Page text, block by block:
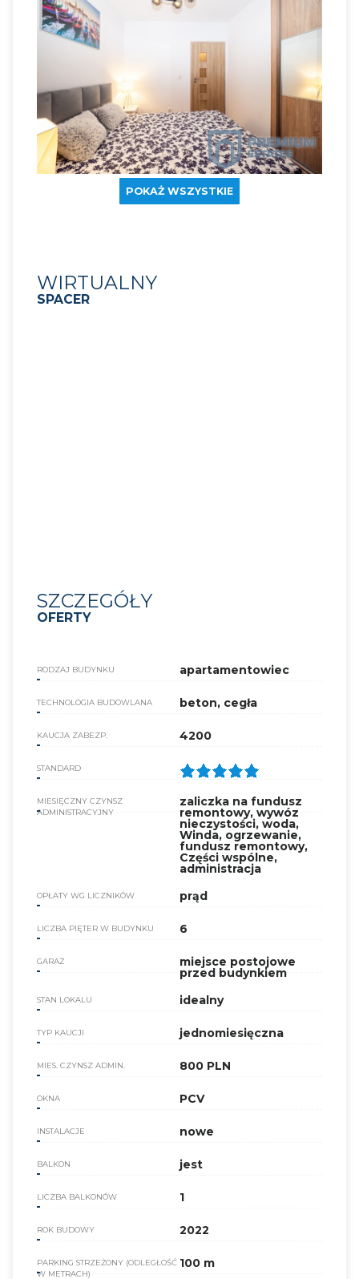
POKAŻ WSZYSTKIE
WIRTUALNY
SPACER
SZCZEGÓŁY
OFERTY
RODZAJ BUDYNKU apartamentowiec
TECHNOLOGIA BUDOWLANA beton, cegła
KAUCJA ZABEZP. 4200
STANDARD
MIESIĘCZNY CZYNSZ
ADMINISTRACYJNY
zaliczka na fundusz
remontowy, wywóz
nieczystości, woda,
Winda, ogrzewanie,
fundusz remontowy,
Części wspólne,
administracja
OPŁATY WG LICZNIKÓW prąd
LICZBA PIĘTER W BUDYNKU 6
GARAŻ miejsce postojowe
przed budynkiem
STAN LOKALU idealny
TYP KAUCJI jednomiesięczna
MIES. CZYNSZ ADMIN. 800 PLN
OKNA PCV
INSTALACJE nowe
BALKON jest
LICZBA BALKONÓW 1
ROK BUDOWY 2022
PARKING STRZEŻONY (ODLEGŁOŚĆ
W METRACH)
100 m